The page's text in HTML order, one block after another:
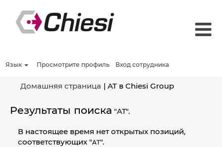
Язык Просмотрите профиль Вход сотрудника
Домашняя страница | AT в Chiesi Group(текущая
Результаты поиска "AT".
В настоящее время нет открытых позиций,
соответствующих "AT".